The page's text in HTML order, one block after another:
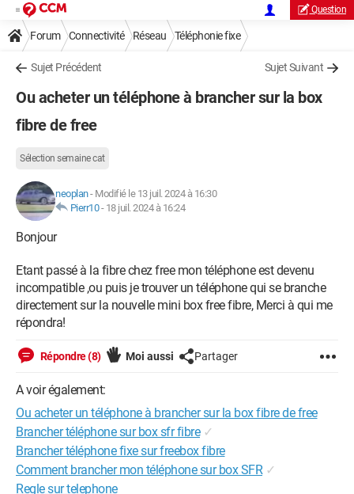
Question
Forum Connectivité Réseau Téléphonie fixe
Sujet Précédent Sujet Suivant
Ou acheter un téléphone à brancher sur la box
fibre de free
Sélection semaine cat
neoplan- Modifié le 13 juil. 2024 à 16:30
Pierr10- 18 juil. 2024 à 16:24
Bonjour
Etant passé à la fibre chez free mon téléphone est devenu
incompatible ,ou puis je trouver un téléphone qui se branche
directement sur la nouvelle mini box free fibre, Merci à qui me
répondra!
Répondre (8) Moi aussi Partager
A voir également:
Ou acheter un téléphone à brancher sur la box fibre de free
Brancher téléphone sur box sfr fibre ✓
Brancher téléphone fixe sur freebox fibre
Comment brancher mon téléphone sur box SFR ✓
Regle sur telephone